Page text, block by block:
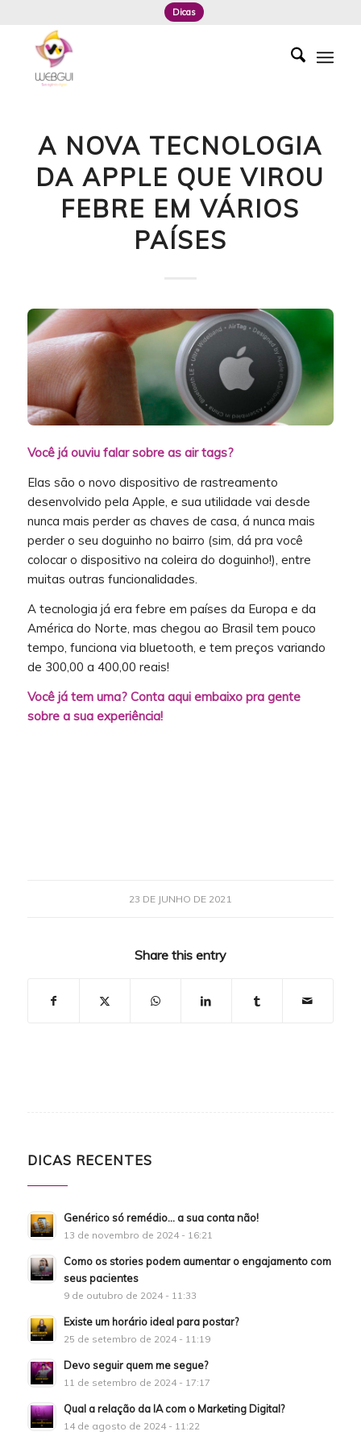
Dicas
A NOVA TECNOLOGIA
DA APPLE QUE VIROU
FEBRE EM VÁRIOS
PAÍSES
Você já ouviu falar sobre as air tags?
Elas são o novo dispositivo de rastreamento
desenvolvido pela Apple, e sua utilidade vai desde
nunca mais perder as chaves de casa, á nunca mais
perder o seu doguinho no bairro (sim, dá pra você
colocar o dispositivo na coleira do doguinho!), entre
muitas outras funcionalidades.
A tecnologia já era febre em países da Europa e da
América do Norte, mas chegou ao Brasil tem pouco
tempo, funciona via bluetooth, e tem preços variando
de 300,00 a 400,00 reais!
Você já tem uma? Conta aqui embaixo pra gente
sobre a sua experiência!
23 DE JUNHO DE 2021
Share this entry
DICAS RECENTES
Genérico só remédio… a sua conta não!
13 de novembro de 2024 - 16:21
Como os stories podem aumentar o engajamento com
seus pacientes
9 de outubro de 2024 - 11:33
Existe um horário ideal para postar?
25 de setembro de 2024 - 11:19
Devo seguir quem me segue?
11 de setembro de 2024 - 17:17
Qual a relação da IA com o Marketing Digital?
14 de agosto de 2024 - 11:22